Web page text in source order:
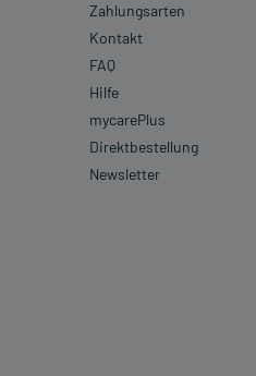
Zahlungsarten
Kontakt
FAQ
Hilfe
mycarePlus
Direktbestellung
Newsletter